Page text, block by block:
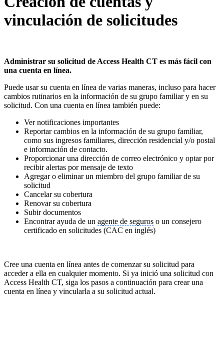
vinculación de solicitudes
Administrar su solicitud de Access Health CT es más fácil con
una cuenta en línea.
Puede usar su cuenta en línea de varias maneras, incluso para hacer
cambios rutinarios en la información de su grupo familiar y en su
solicitud. Con una cuenta en línea también puede:
Ver notificaciones importantes
Reportar cambios en la información de su grupo familiar,
como sus ingresos familiares, dirección residencial y/o postal
e información de contacto.
Proporcionar una dirección de correo electrónico y optar por
recibir alertas por mensaje de texto
Agregar o eliminar un miembro del grupo familiar de su
solicitud
Cancelar su cobertura
Renovar su cobertura
Subir documentos
Encontrar ayuda de un agente de seguros o un consejero
certificado en solicitudes (CAC en inglés)
Cree una cuenta en línea antes de comenzar su solicitud para
acceder a ella en cualquier momento. Si ya inició una solicitud con
Access Health CT, siga los pasos a continuación para crear una
cuenta en línea y vincularla a su solicitud actual.